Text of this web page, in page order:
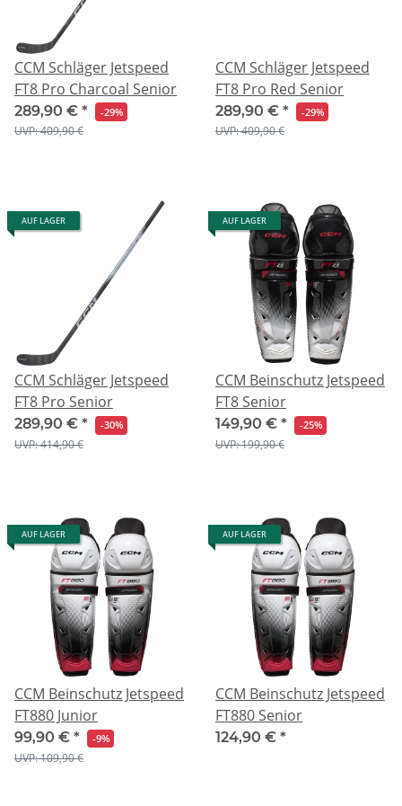
CCM Schläger Jetspeed
FT8 Pro Charcoal Senior
289,90 € * -29%
UVP: 409,90 €
CCM Schläger Jetspeed
FT8 Pro Red Senior
289,90 € * -29%
UVP: 409,90 €
AUF LAGER
CCM Schläger Jetspeed
FT8 Pro Senior
289,90 € * -30%
UVP: 414,90 €
AUF LAGER
CCM Beinschutz Jetspeed
FT8 Senior
149,90 € * -25%
UVP: 199,90 €
AUF LAGER
CCM Beinschutz Jetspeed
FT880 Junior
99,90 € * -9%
UVP: 109,90 €
AUF LAGER
CCM Beinschutz Jetspeed
FT880 Senior
124,90 € *